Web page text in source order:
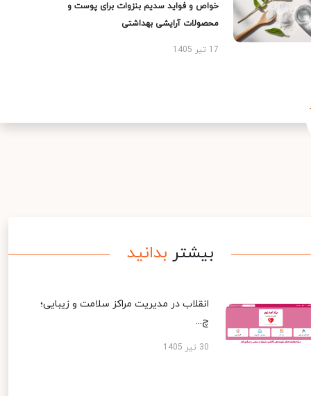
خواص و فواید سدیم بنزوات برای پوست و
محصولات آرایشی بهداشتی
17 تیر 1405
بیشتر بدانید
انقلاب در مدیریت مراکز سلامت و زیبایی؛
چ...
30 تیر 1405